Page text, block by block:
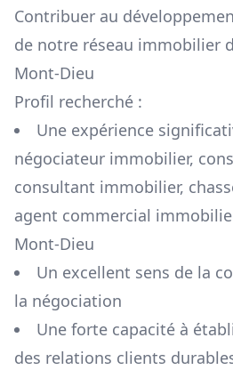
Contribuer au
de notre réseau immobilier
Mont-Dieu
Profil recherché :
Une expérience
négociateur immobilier,
consultant immobilier,
agent commercial
Mont-Dieu
Un excellent sens de la
la négociation
Une forte capacité à
des relations clients